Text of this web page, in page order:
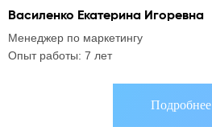
Василенко Екатерина Игоревна
Менеджер по маркетингу
Опыт работы: 7 лет
Подробнее